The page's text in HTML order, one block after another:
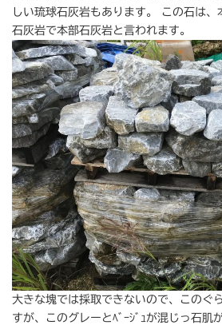
しい琉球石灰岩もあります。 この石は、
石灰岩で本部石灰岩と言われます。
大きな塊では採取できないので、このぐ
すが、このグレーとﾍﾞｰｼﾞｭが混じっ石肌